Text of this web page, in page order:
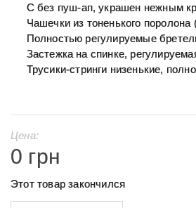
С без пуш-ап, украшен нежным
Чашечки из тоненького поролона
Полностью регулируемые
Застежка на спинке,
Трусики-стринги низенькие,
Цена:
0 грн
Этот товар закончился